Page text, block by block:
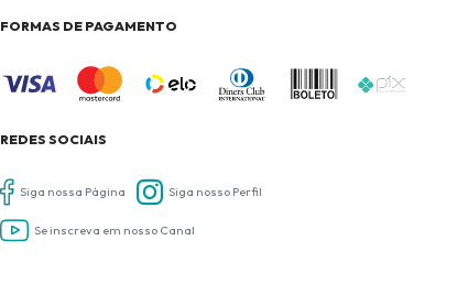
FORMAS DE PAGAMENTO
REDES SOCIAIS
Siga nossa Página Siga nosso Perfil
Se inscreva em nosso Canal